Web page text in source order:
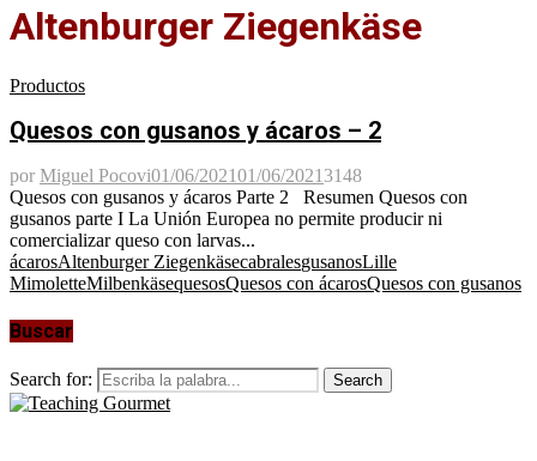
Altenburger Ziegenkäse
Productos
Quesos con gusanos y ácaros – 2
por Miguel Pocovi01/06/202101/06/2021 3148
Quesos con gusanos y ácaros Parte 2 Resumen Quesos con
gusanos parte I La Unión Europea no permite producir ni
comercializar queso con larvas...
ácarosAltenburger ZiegenkäsecabralesgusanosLille
MimoletteMilbenkäsequesosQuesos con ácarosQuesos con gusanos
Buscar
Search for: Search